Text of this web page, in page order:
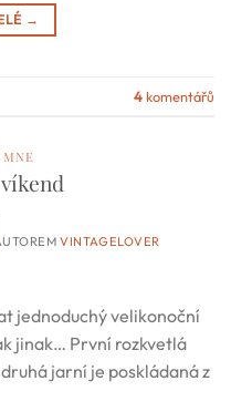
→
4komentářů
MNE
VINTAGELOVER
jednoduchý velikonoční
jinak… První rozkvetlá
jarní je poskládaná z